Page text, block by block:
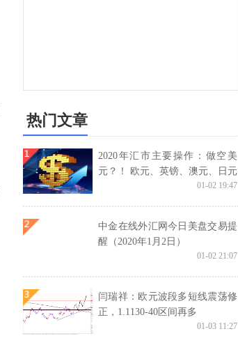
热门文章
2020年汇市主要操作：做空美
元？！ 欧元、英镑、澳元、日元
01-02 19:47
中金在线外汇网今日美盘交易提
醒（2020年1月2日）
01-02 21:07
闫瑞祥：欧元波段多短线震荡修
正，1.1130-40区间再多
01-03 11:27